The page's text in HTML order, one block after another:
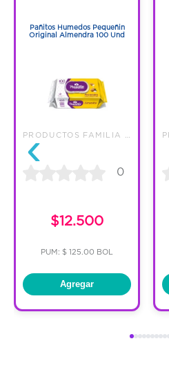
‹
Pañitos Humedos Pequeñin
Original Almendra 100 Und
0
$12.500
PUM: $ 125.00 BOL
Agregar